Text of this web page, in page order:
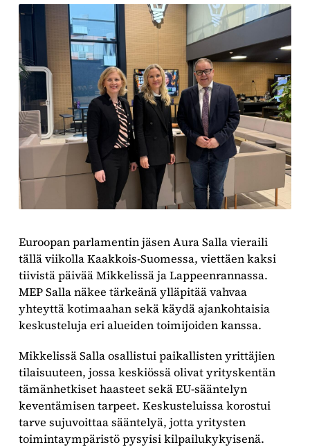
Euroopan parlamentin jäsen Aura Salla vieraili
tällä viikolla Kaakkois-Suomessa, viettäen kaksi
tiivistä päivää Mikkelissä ja Lappeenrannassa.
MEP Salla näkee tärkeänä ylläpitää vahvaa
yhteyttä kotimaahan sekä käydä ajankohtaisia
keskusteluja eri alueiden toimijoiden kanssa.
Mikkelissä Salla osallistui paikallisten yrittäjien
tilaisuuteen, jossa keskiössä olivat yrityskentän
tämänhetkiset haasteet sekä EU-sääntelyn
keventämisen tarpeet. Keskusteluissa korostui
tarve sujuvoittaa sääntelyä, jotta yritysten
toimintaympäristö pysyisi kilpailukykyisenä.